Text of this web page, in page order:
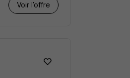
Voir l’offre